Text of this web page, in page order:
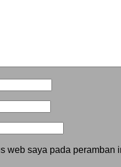
web saya pada peramban